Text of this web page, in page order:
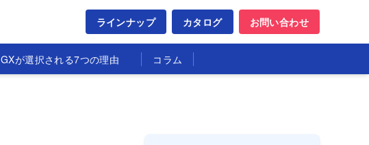
ラインナップ カタログ お問い合わせ
GXが選択される7つの理由 コラム